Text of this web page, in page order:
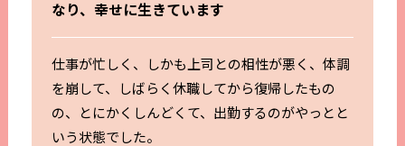
なり、幸せに生きています
仕事が忙しく、しかも上司との相性が悪く、体調
を崩して、しばらく休職してから復帰したもの
の、とにかくしんどくて、出勤するのがやっとと
いう状態でした。